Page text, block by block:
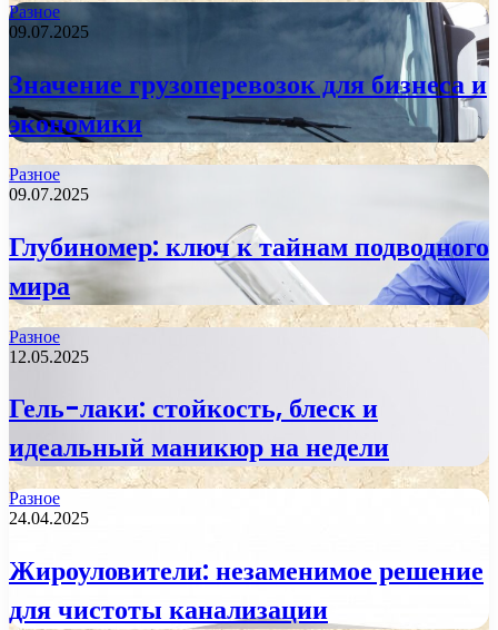
Разное
09.07.2025
Значение грузоперевозок для бизнеса и
экономики
Разное
09.07.2025
Глубиномер: ключ к тайнам подводного
мира
Разное
12.05.2025
Гель-лаки: стойкость, блеск и
идеальный маникюр на недели
Разное
24.04.2025
Жироуловители: незаменимое решение
для чистоты канализации